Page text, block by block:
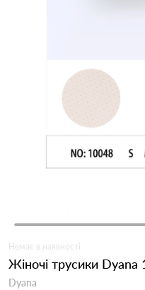
Немає в наявності
Жіночі трусики Dyana
Dyana